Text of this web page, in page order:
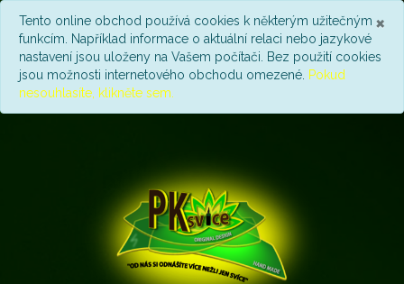
×
Tento online obchod používá cookies k některým užitečným
funkcím. Například informace o aktuální relaci nebo jazykové
nastavení jsou uloženy na Vašem počítači. Bez použití cookies
jsou možnosti internetového obchodu omezené. Pokud
nesouhlasíte, klikněte sem.